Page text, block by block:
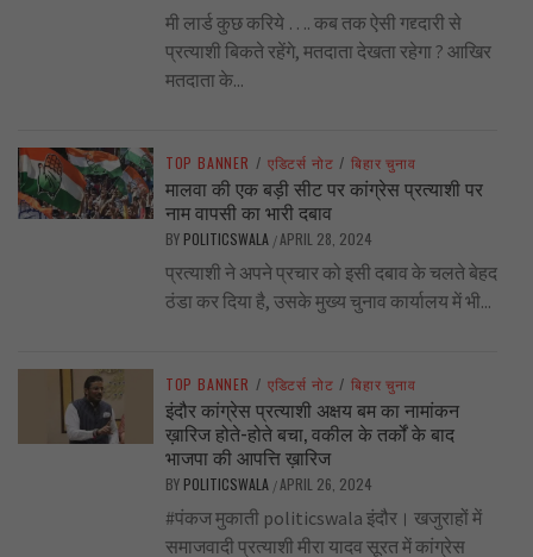
मी लार्ड कुछ करिये …. कब तक ऐसी गद्द्दारी से
प्रत्याशी बिकते रहेंगे, मतदाता देखता रहेगा ? आखिर
मतदाता के...
TOP BANNER / एडिटर्स नोट / बिहार चुनाव
मालवा की एक बड़ी सीट पर कांग्रेस प्रत्याशी पर
नाम वापसी का भारी दबाव
BY POLITICSWALA /APRIL 28, 2024
प्रत्याशी ने अपने प्रचार को इसी दबाव के चलते बेहद
ठंडा कर दिया है, उसके मुख्य चुनाव कार्यालय में भी...
TOP BANNER / एडिटर्स नोट / बिहार चुनाव
इंदौर कांग्रेस प्रत्याशी अक्षय बम का नामांकन
ख़ारिज होते-होते बचा, वकील के तर्कों के बाद
भाजपा की आपत्ति ख़ारिज
BY POLITICSWALA /APRIL 26, 2024
#पंकज मुकाती politicswala इंदौर। खजुराहों में
समाजवादी प्रत्याशी मीरा यादव सूरत में कांग्रेस